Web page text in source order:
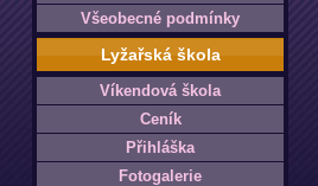
Všeobecné podmínky
Lyžařská škola
Víkendová škola
Ceník
Přihláška
Fotogalerie